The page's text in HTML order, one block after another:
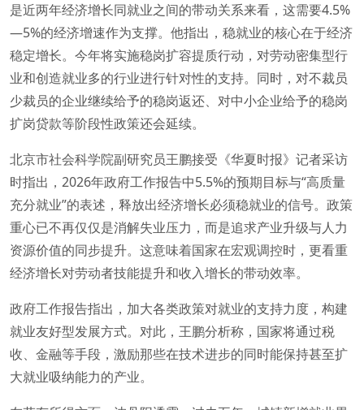
是近两年经济增长同就业之间的带动关系来看，这需要4.5%
—5%的经济增速作为支撑。他指出，稳就业的核心在于经济
稳定增长。今年将实施稳岗扩容提质行动，对劳动密集型行
业和创造就业多的行业进行针对性的支持。同时，对不裁员
少裁员的企业继续给予的稳岗返还、对中小企业给予的稳岗
扩岗贷款等阶段性政策还会延续。
北京市社会科学院副研究员王鹏接受《华夏时报》记者采访
时指出，2026年政府工作报告中5.5%的预期目标与“高质量
充分就业”的表述，释放出经济增长必须稳就业的信号。政策
重心已不再仅仅是消解失业压力，而是追求产业升级与人力
资源价值的同步提升。这意味着国家在宏观调控时，更看重
经济增长对劳动者技能提升和收入增长的带动效率。
政府工作报告指出，加大各类政策对就业的支持力度，构建
就业友好型发展方式。对此，王鹏分析称，国家将通过税
收、金融等手段，激励那些在技术进步的同时能保持甚至扩
大就业吸纳能力的产业。